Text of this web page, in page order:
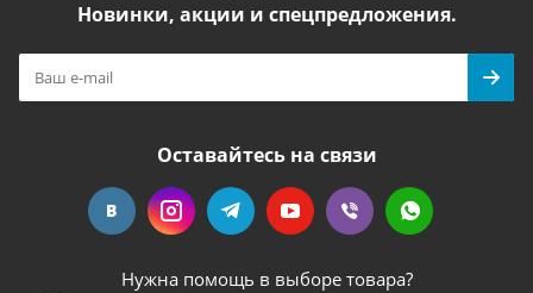
Новинки, акции и спецпредложения.
Оставайтесь на связи
Нужна помощь в выборе товара?